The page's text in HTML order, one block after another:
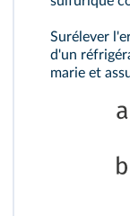
Surélever
d'un
marie et